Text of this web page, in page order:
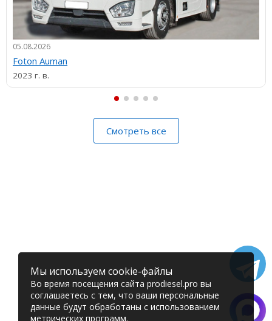
05.08.2026
Foton Auman
2023 г. в.
Смотреть все
Мы используем cookie-файлы
Во время посещения сайта prodiesel.pro вы
соглашаетесь с тем, что ваши персональные
данные будут обработаны с использованием
метрических программ.